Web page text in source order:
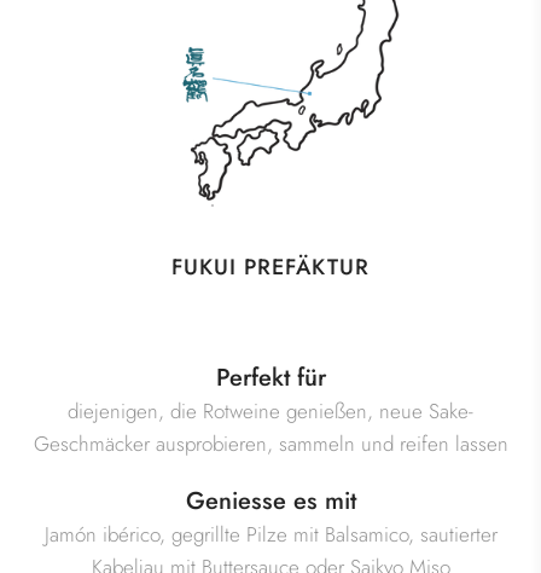
FUKUI PREFÄKTUR
Perfekt für
diejenigen, die Rotweine genießen, neue Sake-
Geschmäcker ausprobieren, sammeln und reifen lassen
Geniesse es mit
Jamón ibérico, gegrillte Pilze mit Balsamico, sautierter
Kabeljau mit Buttersauce oder Saikyo Miso